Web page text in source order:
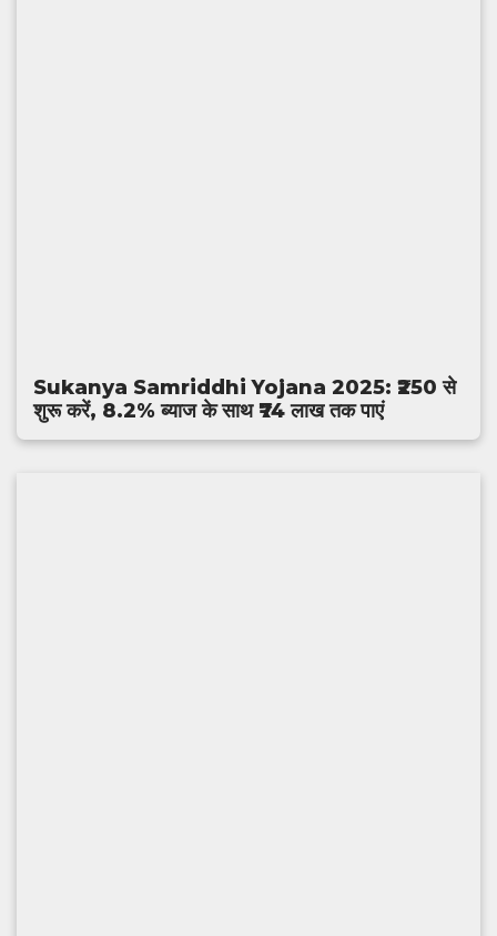
Sukanya Samriddhi Yojana 2025: ₹250 से
शुरू करें, 8.2% ब्याज के साथ ₹74 लाख तक पाएं